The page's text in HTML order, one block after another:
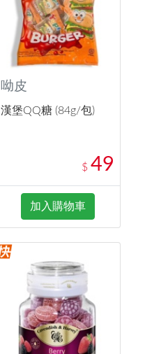
呦皮
漢堡QQ糖 (84g/包)
$ 49
加入購物車